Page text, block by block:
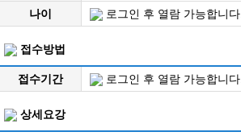
나이
로그인 후 열람 가능합니다.
접수방법
접수기간 로그인 후 열람 가능합니다.
상세요강